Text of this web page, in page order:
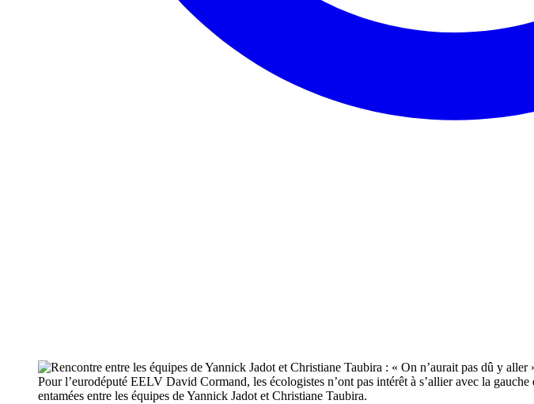
Pour l’eurodéputé EELV David Cormand, les écologistes n’ont pas intérêt à s’allier avec la
entamées entre les équipes de Yannick Jadot et Christiane Taubira.